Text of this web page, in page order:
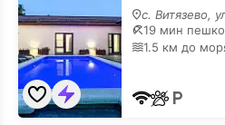
дом
под-
ключ
на
карте
с. Витязево,
19 мин
1.5 км до